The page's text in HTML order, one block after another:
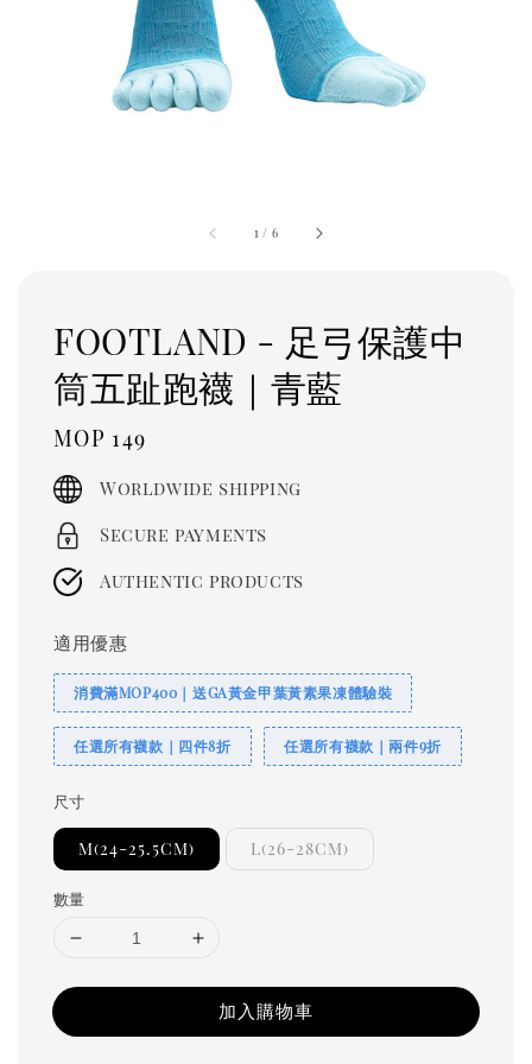
1 / 6
FOOTLAND - 足弓保護中
筒五趾跑襪｜青藍
Regular
price
MOP 149
Worldwide shipping
Secure payments
Authentic products
適用優惠
消費滿MOP400｜送GA黃金甲葉黃素果凍體驗裝
任選所有襪款｜四件8折 任選所有襪款｜兩件9折
尺寸
M(24-25.5CM) L(26-28CM)
數量
加入購物車